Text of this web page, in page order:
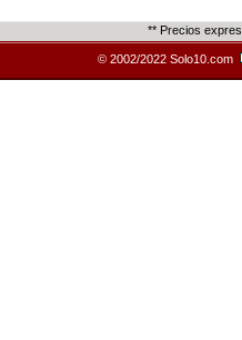
** Precios
© 2002/2022 Solo10.com